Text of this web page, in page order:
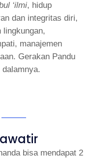
‘ilmi, hidup
dan integritas diri,
lingkungan,
manajemen
Gerakan Pandu
bisa mendapat 2